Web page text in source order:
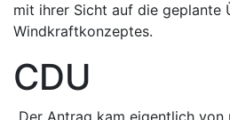
mit ihrer Sicht auf die geplante
Windkraftkonzeptes.
CDU
„Der Antrag kam eigentlich von